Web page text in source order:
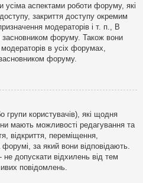
аспектами роботи форуму, які
закриття доступу окремим
модераторів і т. п., В
засновником форуму. Також вони
в усіх форумах,
форуму.
групи користувачів), які щодня
мають можливості редагування та
відкриття, переміщення,
за який вони відповідають.
допускати відхилень від тем
повідомлень.